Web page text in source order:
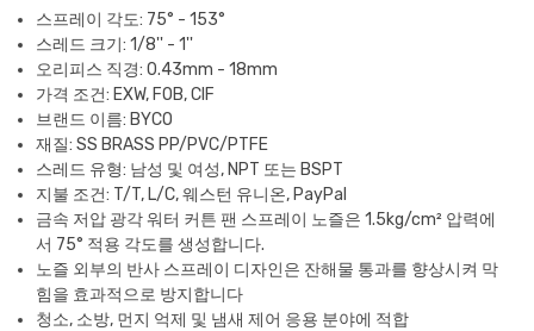
스프레이 각도: 75° - 153°
스레드 크기: 1/8'' - 1''
오리피스 직경: 0.43mm - 18mm
가격 조건: EXW, FOB, CIF
브랜드 이름: BYCO
재질: SS BRASS PP/PVC/PTFE
스레드 유형: 남성 및 여성, NPT 또는 BSPT
지불 조건: T/T, L/C, 웨스턴 유니온, PayPal
금속 저압 광각 워터 커튼 팬 스프레이 노즐은 1.5kg/cm² 압력에
서 75° 적용 각도를 생성합니다.
노즐 외부의 반사 스프레이 디자인은 잔해물 통과를 향상시켜 막
힘을 효과적으로 방지합니다
청소, 소방, 먼지 억제 및 냄새 제어 응용 분야에 적합